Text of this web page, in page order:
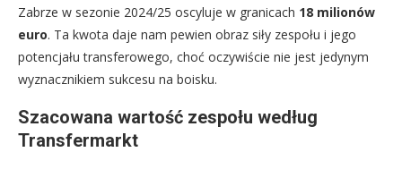
Zabrze w sezonie 2024/25 oscyluje w granicach 18 milionów
euro. Ta kwota daje nam pewien obraz siły zespołu i jego
potencjału transferowego, choć oczywiście nie jest jedynym
wyznacznikiem sukcesu na boisku.
Szacowana wartość zespołu według
Transfermarkt